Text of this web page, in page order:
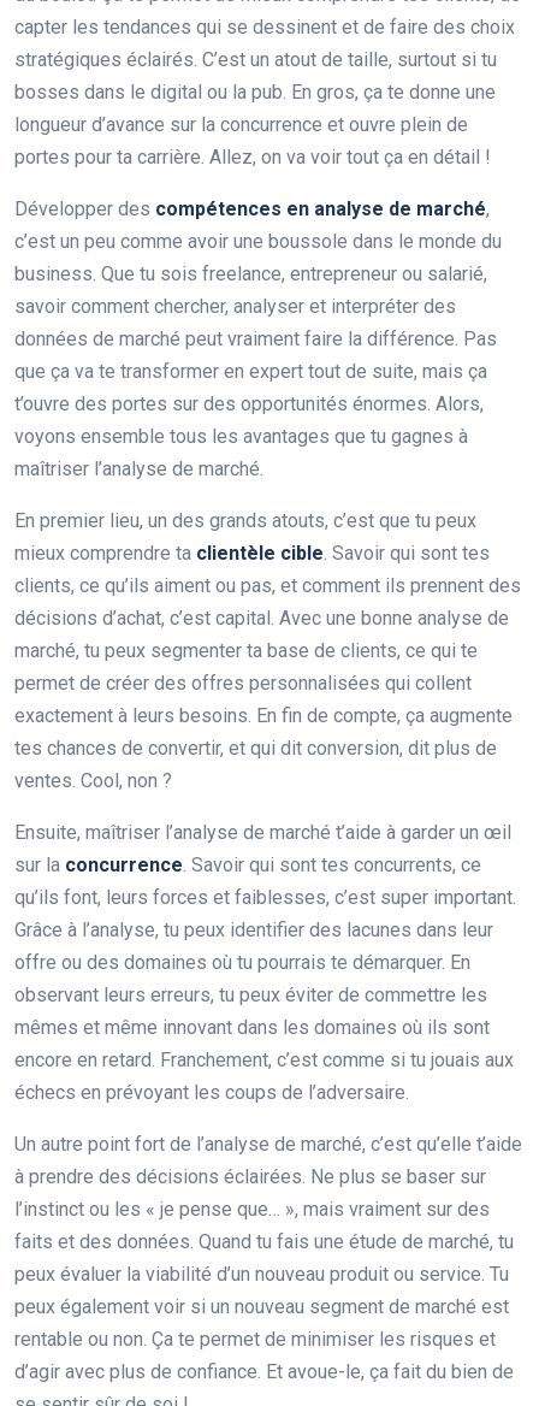
capter les tendances qui se dessinent et de faire des choix
stratégiques éclairés. C’est un atout de taille, surtout si tu
bosses dans le digital ou la pub. En gros, ça te donne une
longueur d’avance sur la concurrence et ouvre plein de
portes pour ta carrière. Allez, on va voir tout ça en détail !
Développer des compétences en analyse de marché,
c’est un peu comme avoir une boussole dans le monde du
business. Que tu sois freelance, entrepreneur ou salarié,
savoir comment chercher, analyser et interpréter des
données de marché peut vraiment faire la différence. Pas
que ça va te transformer en expert tout de suite, mais ça
t’ouvre des portes sur des opportunités énormes. Alors,
voyons ensemble tous les avantages que tu gagnes à
maîtriser l’analyse de marché.
En premier lieu, un des grands atouts, c’est que tu peux
mieux comprendre ta clientèle cible. Savoir qui sont tes
clients, ce qu’ils aiment ou pas, et comment ils prennent des
décisions d’achat, c’est capital. Avec une bonne analyse de
marché, tu peux segmenter ta base de clients, ce qui te
permet de créer des offres personnalisées qui collent
exactement à leurs besoins. En fin de compte, ça augmente
tes chances de convertir, et qui dit conversion, dit plus de
ventes. Cool, non ?
Ensuite, maîtriser l’analyse de marché t’aide à garder un œil
sur la concurrence. Savoir qui sont tes concurrents, ce
qu’ils font, leurs forces et faiblesses, c’est super important.
Grâce à l’analyse, tu peux identifier des lacunes dans leur
offre ou des domaines où tu pourrais te démarquer. En
observant leurs erreurs, tu peux éviter de commettre les
mêmes et même innovant dans les domaines où ils sont
encore en retard. Franchement, c’est comme si tu jouais aux
échecs en prévoyant les coups de l’adversaire.
Un autre point fort de l’analyse de marché, c’est qu’elle t’aide
à prendre des décisions éclairées. Ne plus se baser sur
l’instinct ou les « je pense que… », mais vraiment sur des
faits et des données. Quand tu fais une étude de marché, tu
peux évaluer la viabilité d’un nouveau produit ou service. Tu
peux également voir si un nouveau segment de marché est
rentable ou non. Ça te permet de minimiser les risques et
d’agir avec plus de confiance. Et avoue-le, ça fait du bien de